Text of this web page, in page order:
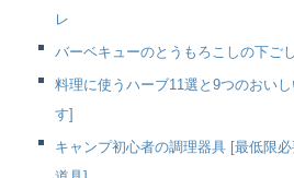
レ
バーベキューのとうもろこしの下ご
料理に使うハーブ11選と9つのおい
す]
キャンプ初心者の調理器具 [最低限